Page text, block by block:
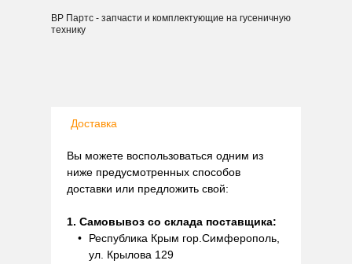
ВР Партс - запчасти и комплектующие на гусеничную
технику
Доставка
Вы можете воспользоваться одним из
ниже предусмотренных способов
доставки или предложить свой:
1. Самовывоз со склада поставщика:
Республика Крым гор.Симферополь,
ул. Крылова 129